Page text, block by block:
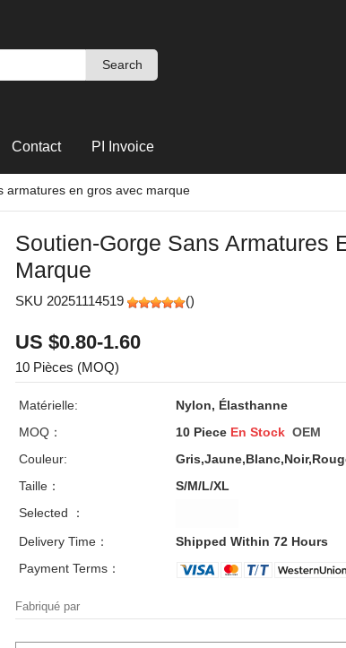
Search
Search
Contact PI Invoice
armatures en gros avec marque
Soutien-Gorge Sans Armatures
Marque
SKU 20251114519 ()
US $0.80-1.60
10 Pièces (MOQ)
Matérielle:
Nylon, Élasthanne
MOQ：
10 Piece En Stock OEM
Couleur:
Taille：
S/M/L/XL
Selected ：
Delivery Time：
Shipped Within 72 Hours
Payment Terms：
Fabriqué par